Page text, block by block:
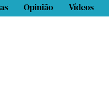
Opinião Vídeos